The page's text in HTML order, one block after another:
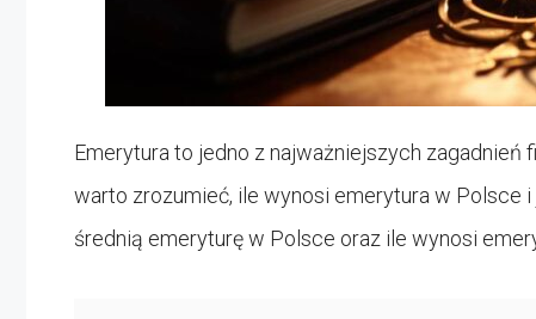
Emerytura to jedno z najważniejszych
warto zrozumieć, ile wynosi emerytura w Polsce
średnią emeryturę w Polsce oraz ile wynosi